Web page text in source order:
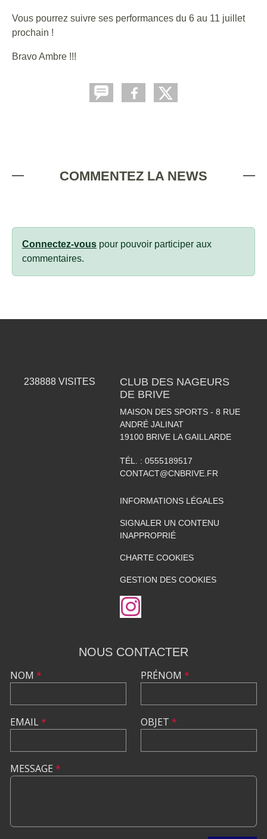
Vous pourrez suivre ses performances du 6 au 11 juillet
prochain !
Bravo Ambre !!!
COMMENTEZ LA NEWS
Connectez-vous pour pouvoir participer aux
commentaires.
238888 VISITES
CLUB DES NAGEURS
DE BRIVE
MAISON DES SPORTS - 8 RUE
ANDRÉ JALINAT
19100 BRIVE LA GAILLARDE
TÉL. : 0555189517
CONTACT@CNBRIVE.FR
INFORMATIONS LÉGALES
SIGNALER UN CONTENU
INAPPROPRIÉ
CHARTE COOKIES
GESTION DES COOKIES
NOUS CONTACTER
NOM *
EMAIL*
PRÉNOM *
OBJET *
MESSAGE *